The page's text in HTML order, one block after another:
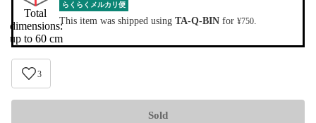
Total
dimensions:
up to 60 cm
らくらくメルカリ便
This item was shipped using TA-Q-BIN for ¥750.
3
Sold